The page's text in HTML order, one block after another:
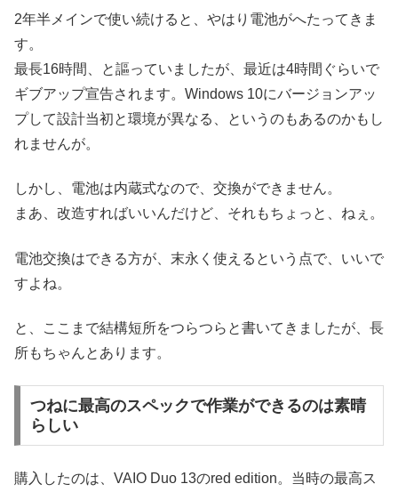
2年半メインで使い続けると、やはり電池がへたってきま
す。
最長16時間、と謳っていましたが、最近は4時間ぐらいで
ギブアップ宣告されます。Windows 10にバージョンアッ
プして設計当初と環境が異なる、というのもあるのかもし
れませんが。
しかし、電池は内蔵式なので、交換ができません。
まあ、改造すればいいんだけど、それもちょっと、ねぇ。
電池交換はできる方が、末永く使えるという点で、いいで
すよね。
と、ここまで結構短所をつらつらと書いてきましたが、長
所もちゃんとあります。
つねに最高のスペックで作業ができるのは素晴
らしい
購入したのは、VAIO Duo 13のred edition。当時の最高ス